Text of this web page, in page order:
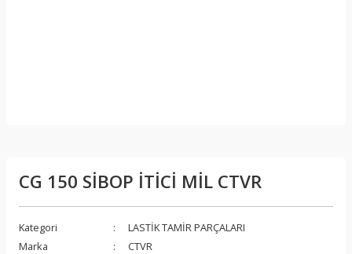
CG 150 SİBOP İTİCİ MİL CTVR
Kategori
LASTİK TAMİR PARÇALARI
Marka
CTVR